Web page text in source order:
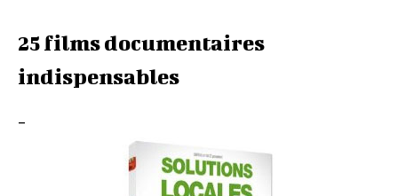
25 films documentaires
indispensables
–